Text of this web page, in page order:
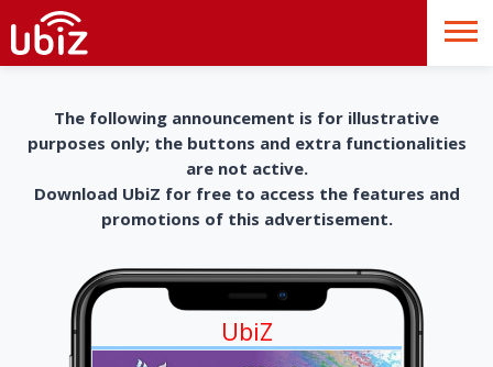
The following announcement is for illustrative
purposes only; the buttons and extra functionalities
are not active.
Download UbiZ for free to access the features and
promotions of this advertisement.
UbiZ